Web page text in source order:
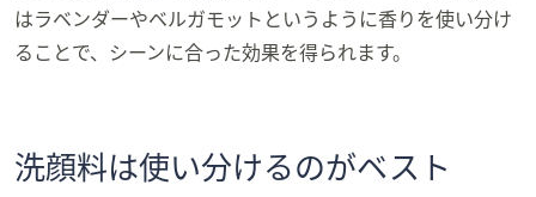
はラベンダーやベルガモットというように香りを使い分け
ることで、シーンに合った効果を得られます。
洗顔料は使い分けるのがベスト